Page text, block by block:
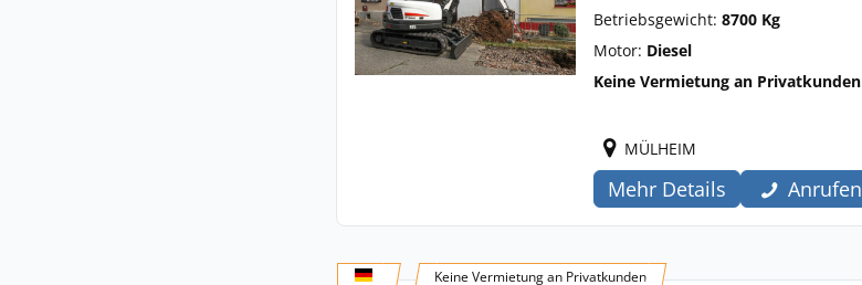
Betriebsgewicht: 8700 Kg
Motor: Diesel
Keine Vermietung an Privatkunden
MÜLHEIM
Mehr Details Anrufen
Keine Vermietung an Privatkunden